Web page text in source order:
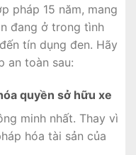
pháp 15 năm, mang
đang ở trong tình
tín dụng đen. Hãy
an toàn sau:
quyền sở hữu xe
minh nhất. Thay vì
hóa tài sản của